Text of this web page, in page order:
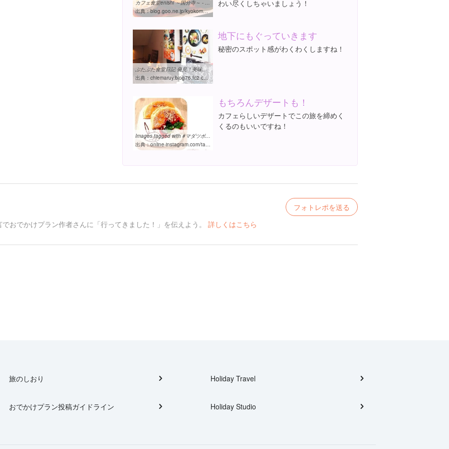
カフェ食堂enishi ～国分寺～ - プロ家庭菜園家のやさい畑日記 ...
出典：blog.goo.ne.jp/kyokoma2-1978/e/6c16622a9ffd843a59c4038b8169d87d
わい尽くしちゃいましょう！
ぶたぶた食堂日記 発見！美味しいカフェ食堂 国分寺enishi
出典： chiemaruy.blog76.fc2.com/blog-entry-784.html
地下にもぐっていきます
秘密のスポット感がわくわくしますね！
Images tagged with #マダツボミ on instagram
出典：online-instagram.com/tag/%E3%83%9E%E3%83%80%E3%83%84%E3%83%9C%E3%83%9F/966580635647116179
もちろんデザートも！
カフェらしいデザートでこの旅を締めく
くるのもいいですね！
フォトレポを送る
おでかけプラン作者さんに「行ってきました！」を伝えよう。 詳しくはこちら
旅のしおり
おでかけプラン投稿ガイドライン
Holiday Travel
Holiday Studio